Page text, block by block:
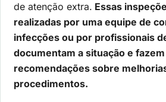
de atenção extra. Essas
realizadas por uma equipe de
infecções ou por profissionais
documentam a situação e fazem
recomendações sobre
procedimentos.